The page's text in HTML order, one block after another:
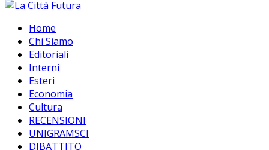
Home
Chi Siamo
Editoriali
Interni
Esteri
Economia
Cultura
RECENSIONI
UNIGRAMSCI
DIBATTITO